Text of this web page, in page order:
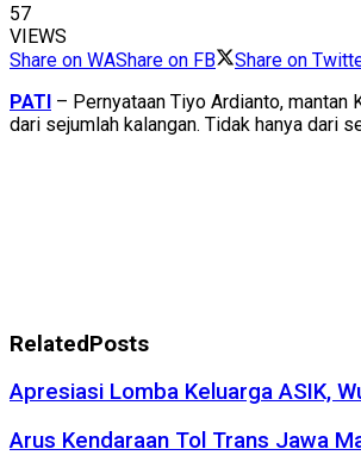
57
VIEWS
Share on WAShare on FB
Share on
PATI – Pernyataan Tiyo Ardianto,
dari sejumlah kalangan. Tidak hanya dari
RelatedPosts
Apresiasi Lomba Keluarga ASIK,
Arus Kendaraan Tol Trans Jawa